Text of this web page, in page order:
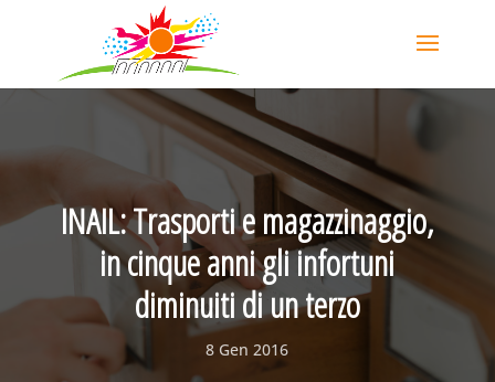
INAIL: Trasporti e magazzinaggio,
in cinque anni gli infortuni
diminuiti di un terzo
8 Gen 2016